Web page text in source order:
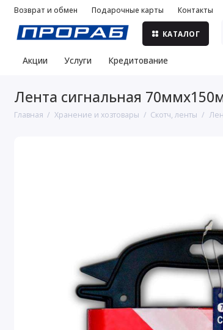
Возврат и обмен Подарочные карты Контакты
КАТАЛОГ
Акции Услуги Кредитование
Лента сигнальная
Главная Хранение и хозтовары Скотч, ленты